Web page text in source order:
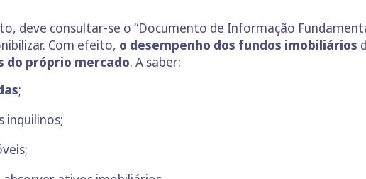
deve consultar-se o “Documento de Informação
Com efeito, o desempenho dos fundos imobiliários
do próprio mercado. A saber:
;
inquilinos;